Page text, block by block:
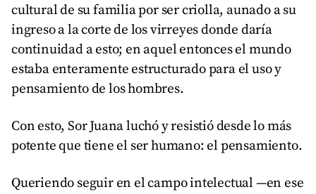
cultural de su familia por ser criolla, aunado a su
ingreso a la corte de los virreyes donde daría
continuidad a esto; en aquel entonces el mundo
estaba enteramente estructurado para el uso y
pensamiento de los hombres.
Con esto, Sor Juana luchó y resistió desde lo más
potente que tiene el ser humano: el pensamiento.
Queriendo seguir en el campo intelectual —en ese